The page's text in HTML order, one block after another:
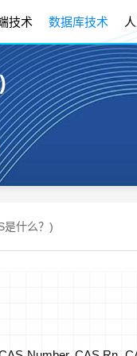
技术 数据库技术
是什么？)